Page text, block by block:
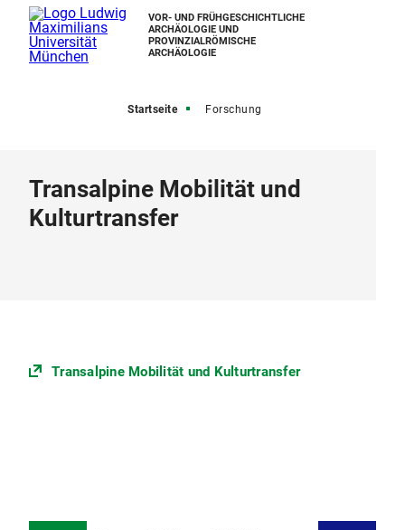
VOR- UND FRÜHGESCHICHTLICHE
ARCHÄOLOGIE UND
PROVINZIALRÖMISCHE
ARCHÄOLOGIE
Startseite Forschung
Transalpine Mobilität und
Kulturtransfer
Transalpine Mobilität und Kulturtransfer